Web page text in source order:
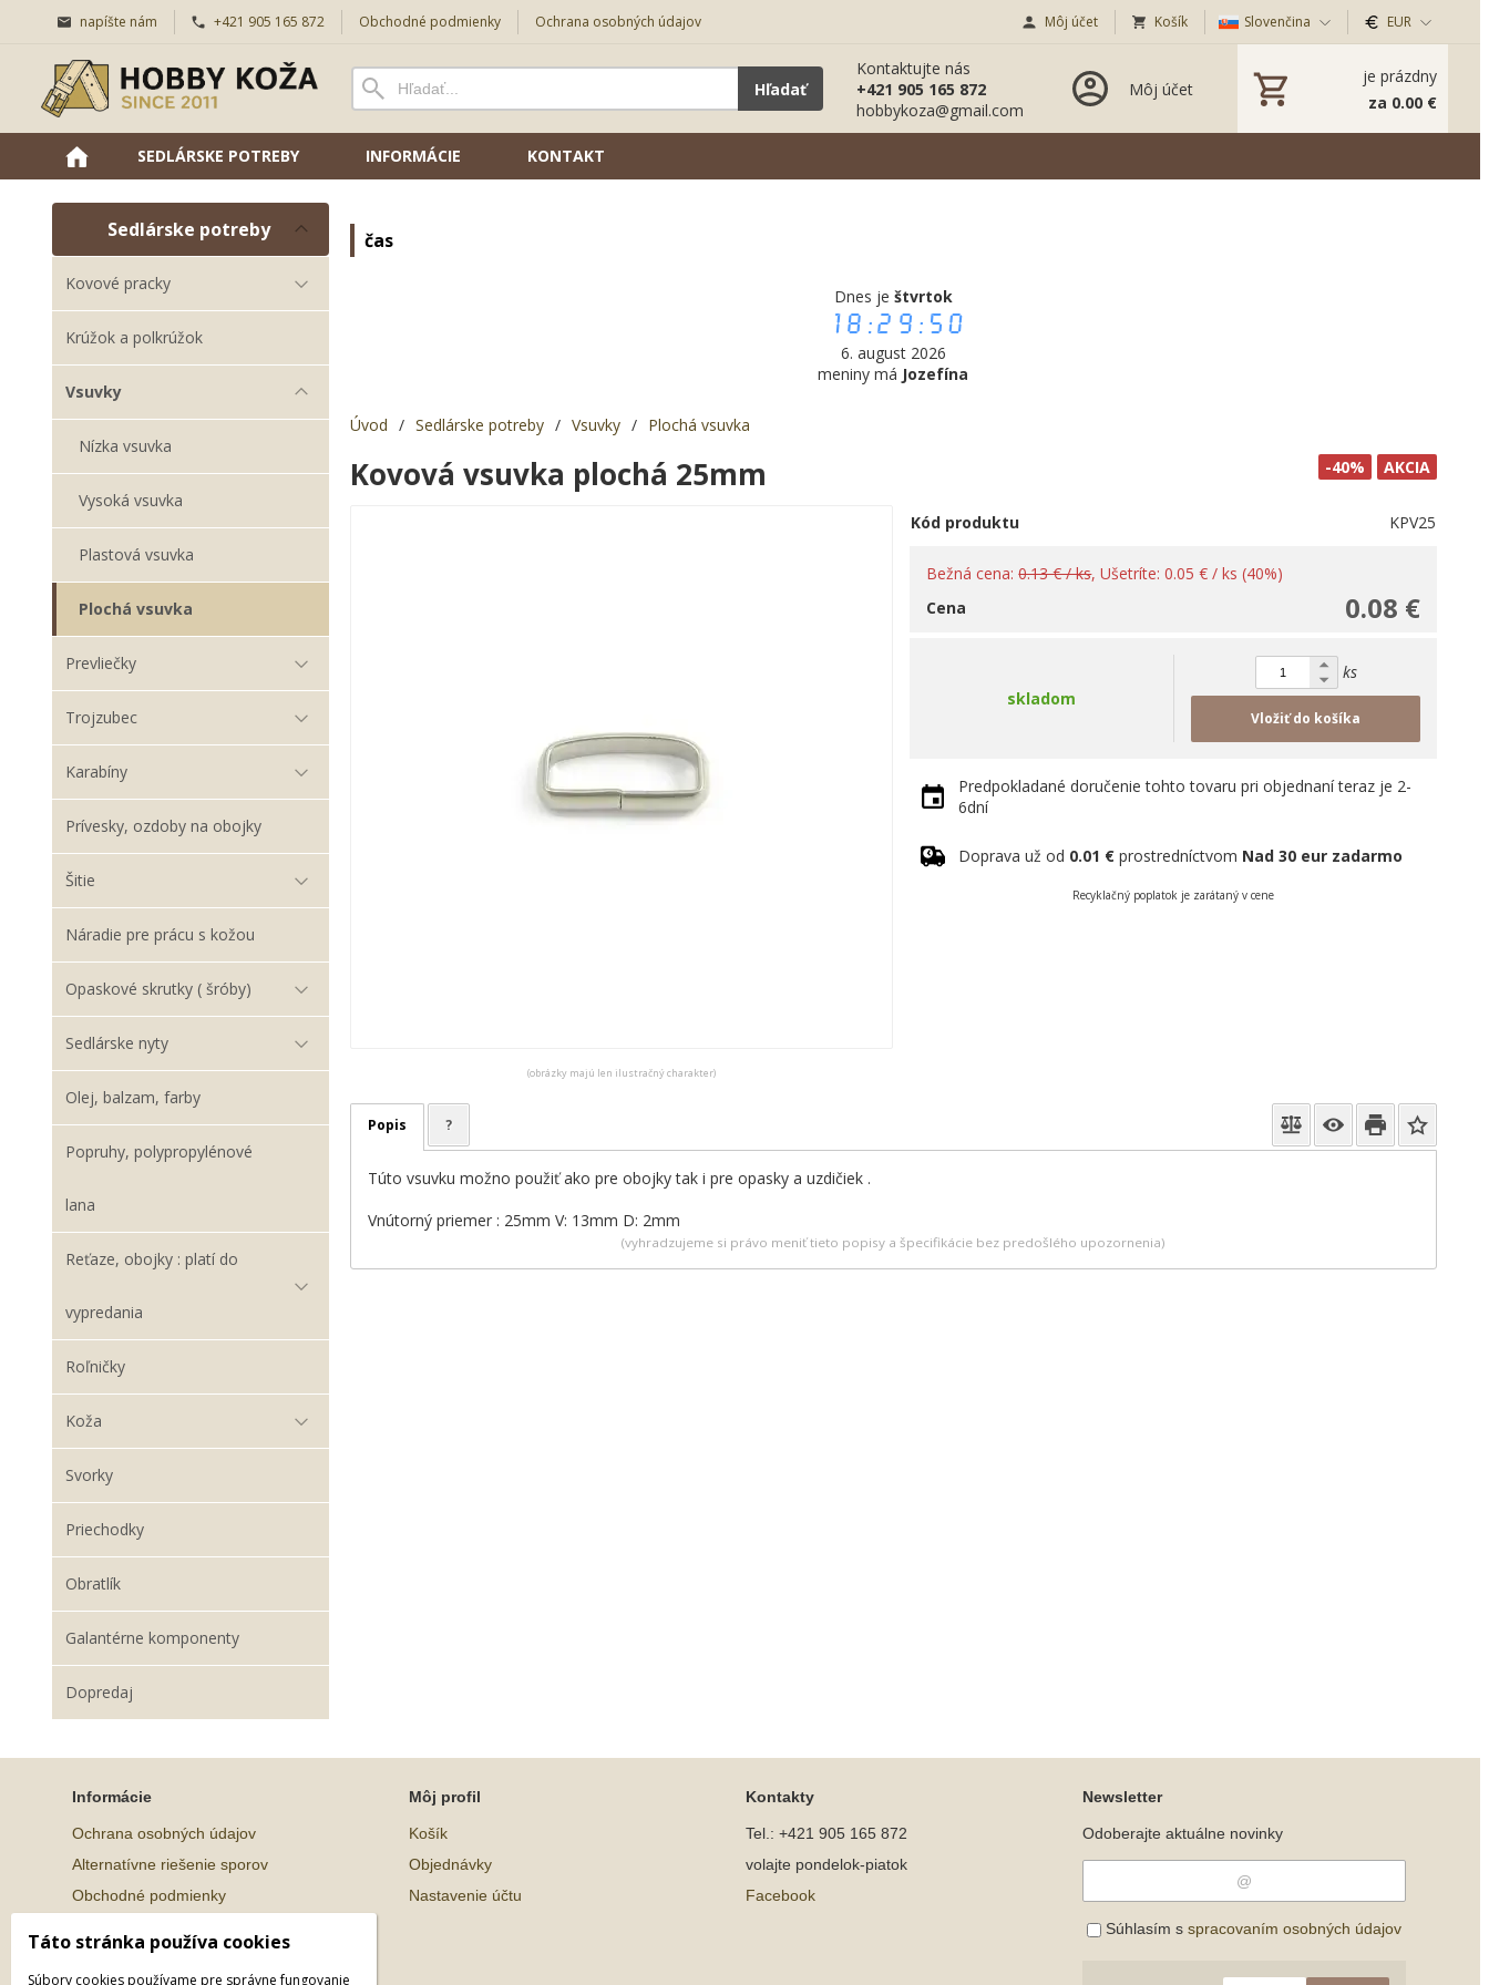
napíšte nám +421 905 165 872 Obchodné podmienky Ochrana osobných údajov Môj účet Košík Slovenčina EUR
Hľadať
Kontaktujte nás
+421 905 165 872
hobbykoza@gmail.com
Môj účet
je prázdny
za 0.00 €
SEDLÁRSKE POTREBY INFORMÁCIE KONTAKT
Sedlárske potreby
Kovové pracky
Krúžok a polkrúžok
Vsuvky
Nízka vsuvka
Vysoká vsuvka
Plastová vsuvka
Plochá vsuvka
Prevliečky
Trojzubec
Karabíny
Prívesky, ozdoby na obojky
Šitie
Náradie pre prácu s kožou
Opaskové skrutky ( šróby)
Sedlárske nyty
Olej, balzam, farby
Popruhy, polypropylénové
lana
Reťaze, obojky : platí do
vypredania
Roľničky
Koža
Svorky
Priechodky
Obratlík
Galantérne komponenty
Dopredaj
čas
Dnes je štvrtok
18:29:51
6. august 2026
meniny má Jozefína
Úvod / Sedlárske potreby / Vsuvky / Plochá vsuvka
AKCIA
-40%
Kovová vsuvka plochá 25mm
(obrázky majú len ilustračný charakter)
Kód produktu KPV25
Bežná cena:0.13 € / ks, Ušetríte: 0.05 € / ks (40%)
0.08 €
Cena
skladom
ks
Vložiť do košíka
Predpokladané doručenie tohto tovaru pri objednaní teraz je 2-
6dní
Doprava už od 0.01 € prostredníctvom Nad 30 eur zadarmo
Recyklačný poplatok je zarátaný v cene
Popis ?
Túto vsuvku možno použiť ako pre obojky tak i pre opasky a uzdičiek .
Vnútorný priemer : 25mm V: 13mm D: 2mm
(vyhradzujeme si právo meniť tieto popisy a špecifikácie bez predošlého upozornenia)
Informácie
Ochrana osobných údajov
Alternatívne riešenie sporov
Obchodné podmienky
Môj profil
Košík
Objednávky
Nastavenie účtu
Kontakty
Tel.: +421 905 165 872
volajte pondelok-piatok
Facebook
Newsletter
Odoberajte aktuálne novinky
Súhlasím s spracovaním osobných údajov
Táto stránka používa cookies
Súbory cookies používame pre správne fungovanie